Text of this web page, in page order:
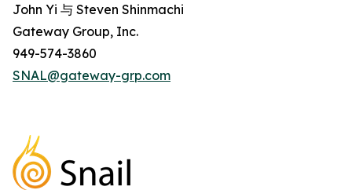
John Yi 与 Steven Shinmachi
Gateway Group, Inc.
949-574-3860
SNAL@gateway-grp.com